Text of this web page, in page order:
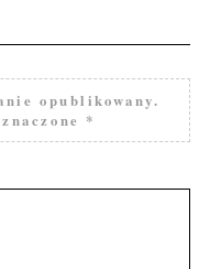
opublikowany.
*